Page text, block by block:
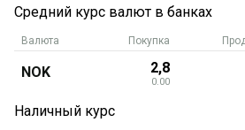
Средний курс валют в банках
Валюта Покупка
NOK 2,8
0.00
Наличный курс